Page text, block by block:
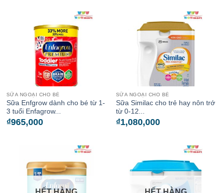
SỮA NGOẠI CHO BÉ
Sữa Enfgrow dành cho bé từ 1-
3 tuổi Enfagrow...
₫965,000
SỮA NGOẠI CHO BÉ
Sữa Similac cho trẻ hay nôn trớ
từ 0-12...
₫1,080,000